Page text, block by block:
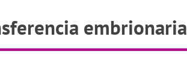
embrionaria